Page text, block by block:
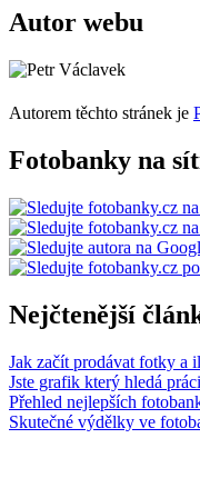
Autor webu
Autorem těchto stránek je
Fotobanky na
Nejčtenější
Jak začít prodávat fotky a
Jste grafik který hledá
Přehled nejlepších
Skutečné výdělky ve